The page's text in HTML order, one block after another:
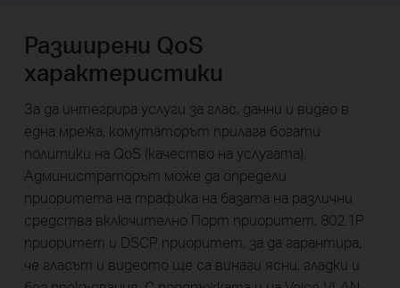
Разширени QoS
характеристики
За да интегрира услуги за глас, данни и видео в
една мрежа, комутаторът прилага богати
политики на QoS (качество на услугата).
Администраторът може да определи
приоритета на трафика на базата на различни
средства включително Порт приоритет, 802.1P
приоритет и DSCP приоритет, за да гарантира,
че гласът и видеото ще са винаги ясни, гладки и